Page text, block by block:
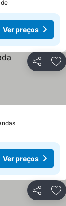
Ver preços
Partilhar
Ver preços
Ver preços
Partilhar